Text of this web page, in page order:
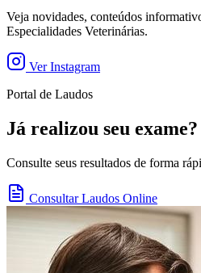
Veja novidades, conteúdos
Especialidades Veterinárias.
Ver Instagram
Portal de Laudos
Já realizou seu exame?
Consulte seus resultados de forma
Consultar Laudos Online